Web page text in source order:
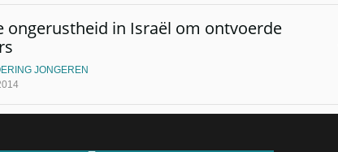
ongerustheid in Israël om ontvoerde
JONGEREN